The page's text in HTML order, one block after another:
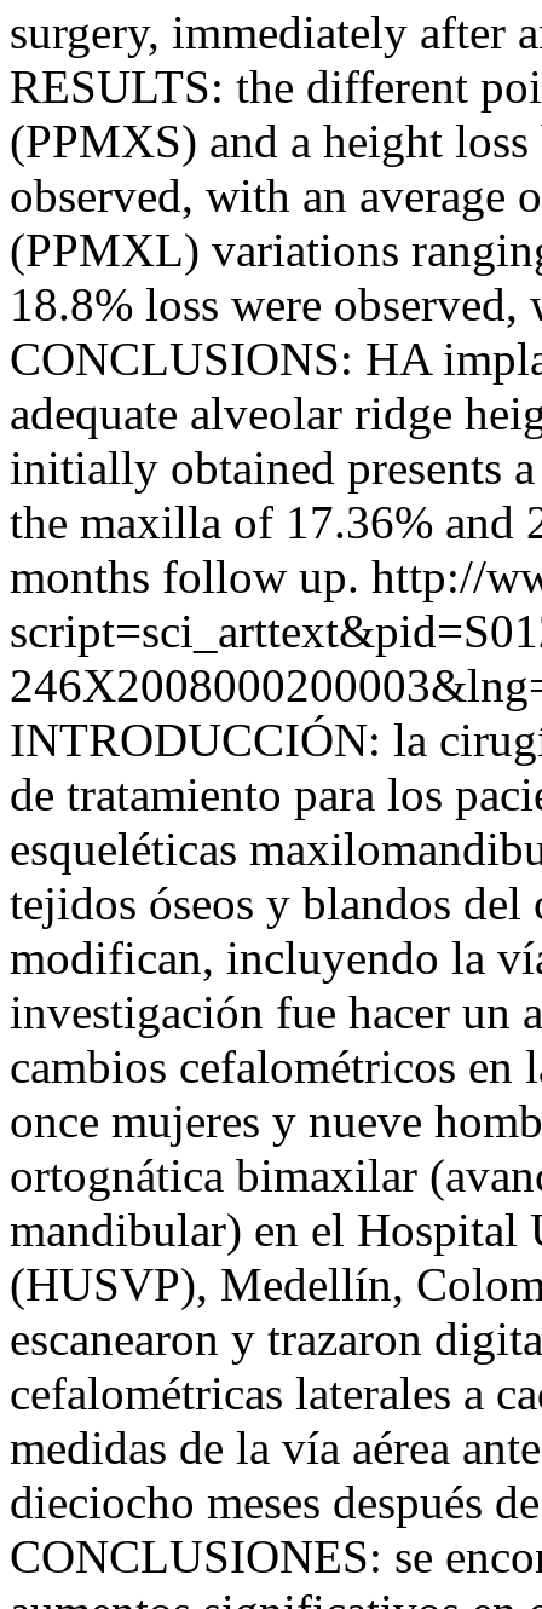
surgery, immediately after
RESULTS: the different
(PPMXS) and a height
observed, with an average
(PPMXL) variations
18.8% loss were
CONCLUSIONS: HA
adequate alveolar ridge
initially obtained presents
the maxilla of 17.36% and
months follow up. http://
INTRODUCCIÓN: la
de tratamiento para los
esqueléticas
tejidos óseos y blandos
modifican, incluyendo la
investigación fue hacer un
cambios cefalométricos en
once mujeres y nueve
ortognática bimaxilar
mandibular) en el Hospital
(HUSVP), Medellín,
escanearon y trazaron
cefalométricas laterales a
medidas de la vía aérea
dieciocho meses después
CONCLUSIONES: se